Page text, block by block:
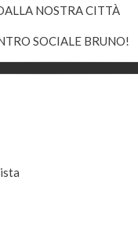
NOSTRA CITTÀ
SOCIALE BRUNO!